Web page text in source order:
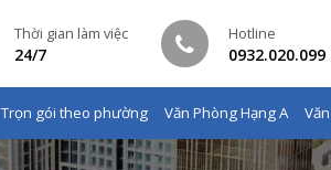
Thời gian làm việc
24/7
Hotline
0932.020.099
Trọn gói theo phường Văn Phòng Hạng A